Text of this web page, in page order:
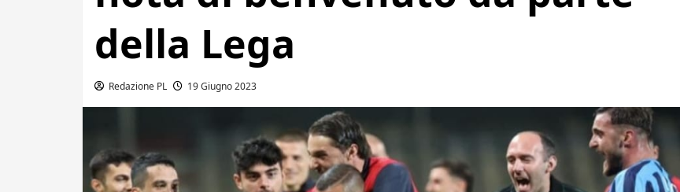
della Lega
Redazione PL 19 Giugno 2023